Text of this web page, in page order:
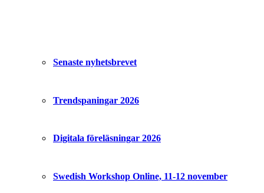
Senaste nyhetsbrevet
Trendspaningar 2026
Digitala föreläsningar 2026
Swedish Workshop Online, 11-12 november